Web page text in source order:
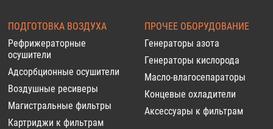
ПОДГОТОВКА ВОЗДУХА
Рефрижераторные
осушители
Адсорбционные осушители
Воздушные ресиверы
Магистральные фильтры
Картриджи к фильтрам
ПРОЧЕЕ ОБОРУДОВАНИЕ
Генераторы азота
Генераторы кислорода
Масло-влагосепараторы
Концевые охладители
Аксессуары к фильтрам